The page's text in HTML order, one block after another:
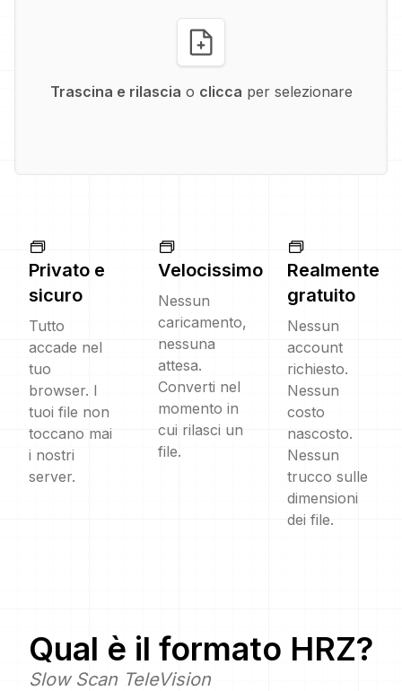
Trascina e rilascia o clicca per selezionare
Privato e
sicuro
Tutto
accade nel
tuo
browser. I
tuoi file non
toccano mai
i nostri
server.
Velocissimo
Nessun
caricamento,
nessuna
attesa.
Converti nel
momento in
cui rilasci un
file.
Realmente
gratuito
Nessun
account
richiesto.
Nessun
costo
nascosto.
Nessun
trucco sulle
dimensioni
dei file.
Qual è il formato HRZ?
Slow Scan TeleVision